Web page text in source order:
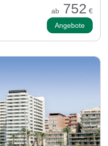
ab 752 €
Angebote